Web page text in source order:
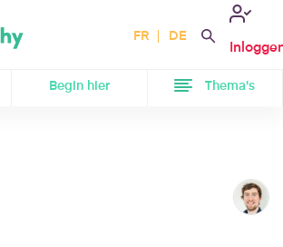
FR DE
Begin hier Thema's